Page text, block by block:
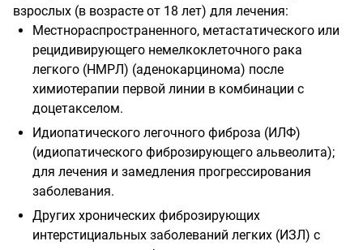
взрослых (в возрасте от 18 лет) для лечения:
Местнораспространенного, метастатического или
рецидивирующего немелкоклеточного рака
легкого (НМРЛ) (аденокарцинома) после
химиотерапии первой линии в комбинации с
доцетакселом.
Идиопатического легочного фиброза (ИЛФ)
(идиопатического фиброзирующего альвеолита);
для лечения и замедления прогрессирования
заболевания.
Других хронических фиброзирующих
интерстициальных заболеваний легких (ИЗЛ) с